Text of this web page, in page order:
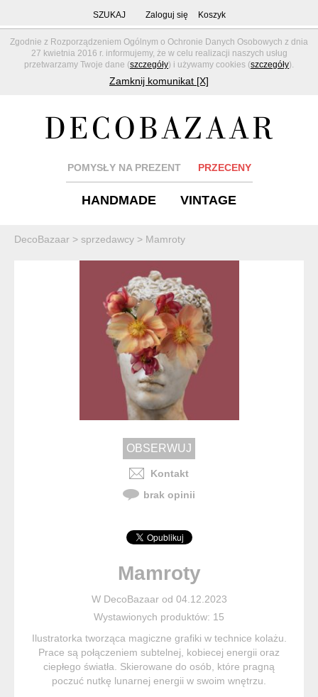
Zgodnie z Rozporządzeniem Ogólnym o Ochronie Danych Osobowych z dnia
27 kwietnia 2016 r. informujemy, że w celu realizacji naszych usług
przetwarzamy Twoje dane (szczegóły) i używamy cookies (szczegóły).
Zamknij komunikat [X]
SZUKAJ Zaloguj się Koszyk
POMYSŁY NA PREZENT PRZECENY
HANDMADE VINTAGE
DecoBazaar > sprzedawcy > Mamroty
Kontakt
brak opinii
Mamroty
W DecoBazaar od 04.12.2023
Wystawionych produktów: 15
Ilustratorka tworząca magiczne grafiki w technice kolażu.
Prace są połączeniem subtelnej, kobiecej energii oraz
ciepłego światła. Skierowane do osób, które pragną
poczuć nutkę lunarnej energii w swoim wnętrzu.